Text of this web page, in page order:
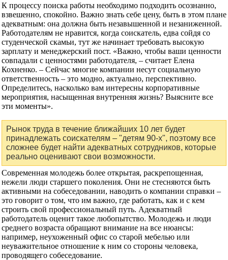
К процессу поиска работы необходимо подходить осознанно,
взвешенно, спокойно. Важно знать себе цену, быть в этом плане
адекватным: она должна быть незавышенной и незаниженной.
Работодателям не нравится, когда соискатель, едва сойдя со
студенческой скамьи, тут же начинает требовать высокую
зарплату и менеджерский пост. «Важно, чтобы ваши ценности
совпадали с ценностями работодателя, – считает Елена
Кохненко. – Сейчас многие компании несут социальную
ответственность – это модно, актуально, перспективно.
Определитесь, насколько вам интересны корпоративные
мероприятия, насыщенная внутренняя жизнь? Выясните все
эти моменты».
Рынок труда в течение ближайших 10 лет будет
принадлежать соискателям – "детям 90-х", поэтому все
сложнее будет найти адекватных сотрудников, которые
реально оценивают свои возможности.
Современная молодежь более открытая, раскрепощенная,
нежели люди старшего поколения. Они не стесняются быть
активными на собеседовании, наводить о компании справки –
это говорит о том, что им важно, где работать, как и с кем
строить свой профессиональный путь. Адекватный
работодатель оценит такое любопытство. Молодежь и люди
среднего возраста обращают внимание на все нюансы:
например, неухоженный офис со старой мебелью или
неуважительное отношение к ним со стороны человека,
проводящего собеседование.